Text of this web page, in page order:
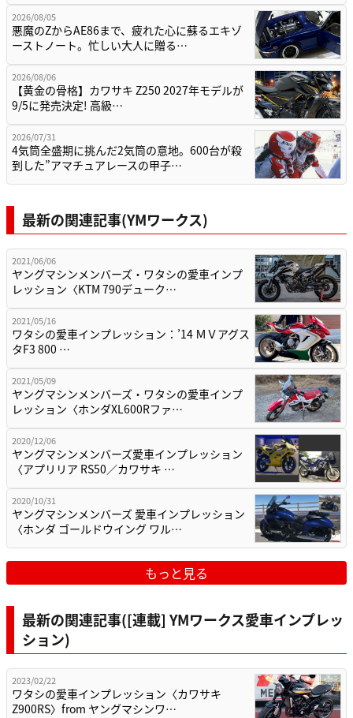
2026/08/05
悪魔のZからAE86まで、疲れた心に蘇るエキゾ
ーストノート。忙しい大人に贈る…
2026/08/06
【黄金の骨格】カワサキ Z250 2027年モデルが
9/5に発売決定! 高級…
2026/07/31
4気筒全盛期に挑んだ2気筒の意地。600台が殺
到した”アマチュアレースの甲子…
最新の関連記事(YMワークス)
2021/06/06
ヤングマシンメンバーズ・ワタシの愛車インプ
レッション〈KTM 790デューク…
2021/05/16
ワタシの愛車インプレッション：’14 ＭＶアグス
タF3 800 …
2021/05/09
ヤングマシンメンバーズ・ワタシの愛車インプ
レッション〈ホンダXL600Rファ…
2020/12/06
ヤングマシンメンバーズ愛車インプレッション
〈アプリリア RS50／カワサキ …
2020/10/31
ヤングマシンメンバーズ 愛車インプレッション
〈ホンダ ゴールドウイング ワル…
もっと見る
最新の関連記事([連載] YMワークス愛車インプレッ
ション)
2023/02/22
ワタシの愛車インプレッション〈カワサキ
Z900RS〉from ヤングマシンワ…